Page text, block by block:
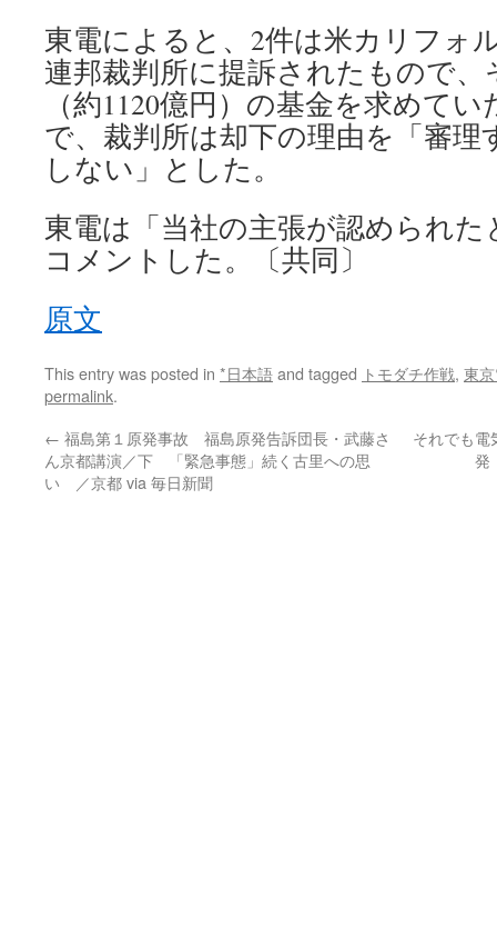
東電によると、2件は米カリフォ
連邦裁判所に提訴されたもので
（約1120億円）の基金を求めて
で、裁判所は却下の理由を「審理
しない」とした。
東電は「当社の主張が認められ
コメントした。〔共同〕
原文
This entry was posted in *日本語and tagged トモダチ作戦, 東
permalink.
← 福島第１原発事故 福島原発告訴団長・武藤さ
ん京都講演／下 「緊急事態」続く古里への思
い ／京都 via 毎日新聞
それでも電
発